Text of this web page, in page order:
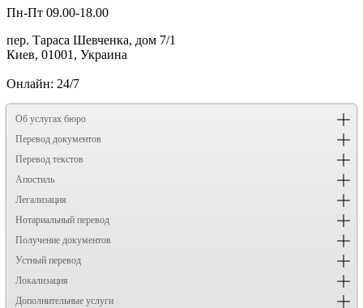
Пн-Пт 09.00-18.00
пер. Тараса Шевченка, дом 7/1
Киев, 01001, Украина
Онлайн: 24/7
Об услугах бюро
Перевод документов
Перевод текстов
Апостиль
Легализация
Нотариальный перевод
Получение документов
Устный перевод
Локализация
Дополнительные услуги